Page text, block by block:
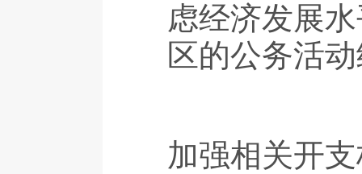
虑经济发展
区的公务活
加强相关开